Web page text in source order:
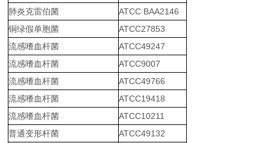
肺炎克雷伯菌
ATCC BAA2146
铜绿假单胞菌
ATCC27853
流感嗜血杆菌
ATCC49247
流感嗜血杆菌
ATCC9007
流感嗜血杆菌
ATCC49766
流感嗜血杆菌
ATCC19418
流感嗜血杆菌
ATCC10211
普通变形杆菌
ATCC49132